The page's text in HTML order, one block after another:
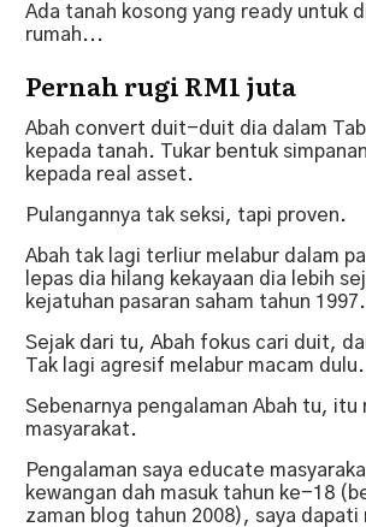
Ada tanah kosong yang ready untuk
rumah...
Pernah rugi RM1 juta
Abah convert duit-duit dia dalam
kepada tanah. Tukar bentuk
kepada real asset.
Pulangannya tak seksi, tapi proven.
Abah tak lagi terliur melabur dalam
lepas dia hilang kekayaan dia lebih
kejatuhan pasaran saham tahun 1997.
Sejak dari tu, Abah fokus cari duit,
Tak lagi agresif melabur macam dulu.
Sebenarnya pengalaman Abah tu,
masyarakat.
Pengalaman saya educate
kewangan dah masuk tahun ke-18
zaman blog tahun 2008), saya dapati